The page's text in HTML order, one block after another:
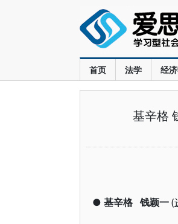
首页 法学 经
基辛格
● 基辛格 钱颖一(